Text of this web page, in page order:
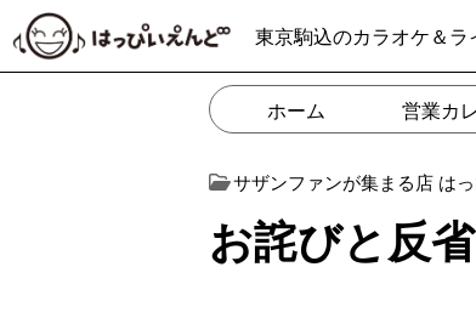
東京駒込のカラオケ＆ラ
ホーム 営業カ
サザンファンが集まる店 は
お詫びと反